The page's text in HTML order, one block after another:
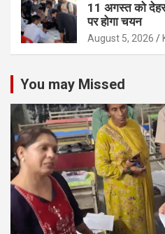
11 अगस्त को
पर होगा चयन
August 5, 2026
You may Missed